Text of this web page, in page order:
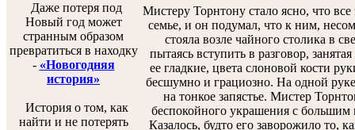
Даже потеря под
Новый год может
странным образом
превратиться в находку
- «Новогодняя
история»
История о том, как
найти и не потерять
Мистеру Торнтону стало ясно, что
семье, и он подумал, что к ним,
стояла возле чайного столика в
пытаясь вступить в разговор,
ее гладкие, цвета слоновой кости
бесшумно и грациозно. На одной
на тонкое запястье. Мистер
беспокойного украшения с
Казалось, будто его заворожило то,